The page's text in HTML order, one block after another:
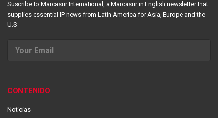
Suscribe to Marcasur International, a Marcasur in English newsletter that
supplies essential IP news from Latin America for Asia, Europe and the
U.S.
CONTENIDO
Noticias